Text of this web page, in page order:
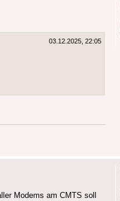
03.12.2025, 22:05
Modems am CMTS soll